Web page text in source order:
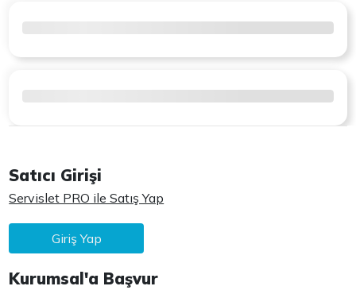
Satıcı Girişi
Servislet PRO ile Satış Yap
Giriş Yap
Kurumsal'a Başvur